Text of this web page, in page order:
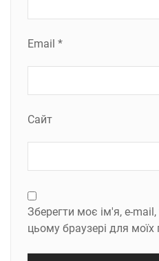
Email *
Сайт
Зберегти моє ім'я, e-
цьому браузері для